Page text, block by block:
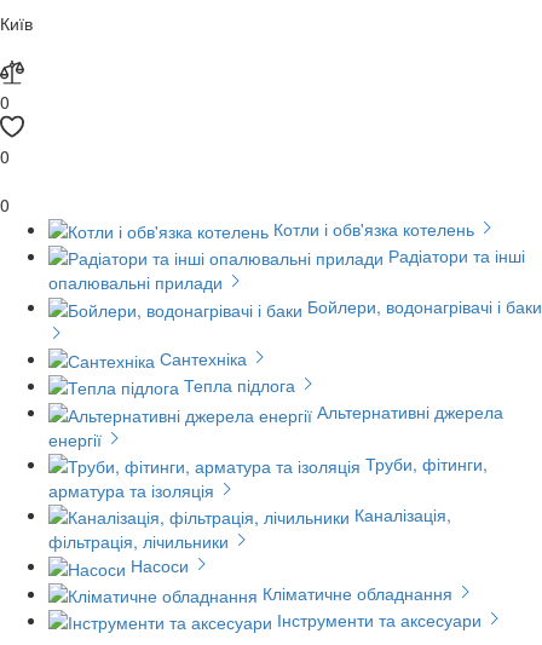
Київ
0
0
0
Котли і обв'язка котелень
Радіатори та інші
опалювальні прилади
Бойлери, водонагрівачі і баки
Сантехніка
Тепла підлога
Альтернативні джерела
енергії
Труби, фітинги,
арматура та ізоляція
Каналізація,
фільтрація, лічильники
Насоси
Кліматичне обладнання
Інструменти та аксесуари